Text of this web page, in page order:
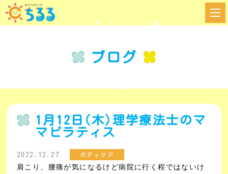
ブログ
1月12日(木)理学療法士のマ
マピラティス
2022.12.27 ボディケア
肩こり、腰痛が気になるけど病院に行く程ではないけ